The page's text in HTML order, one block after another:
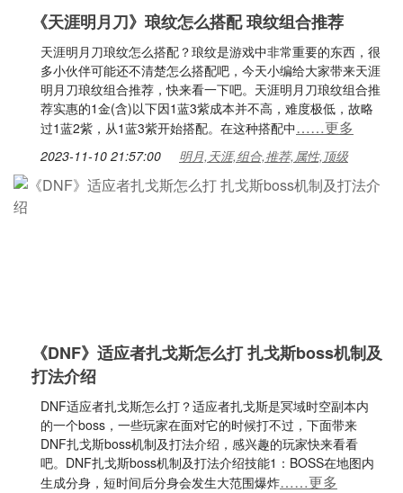
《天涯明月刀》琅纹怎么搭配 琅纹组合推荐
天涯明月刀琅纹怎么搭配？琅纹是游戏中非常重要的东西，很
多小伙伴可能还不清楚怎么搭配吧，今天小编给大家带来天涯
明月刀琅纹组合推荐，快来看一下吧。天涯明月刀琅纹组合推
荐实惠的1金(含)以下因1蓝3紫成本并不高，难度极低，故略
过1蓝2紫，从1蓝3紫开始搭配。在这种搭配中……更多
2023-11-10 21:57:00 明月,天涯,组合,推荐,属性,顶级
《DNF》适应者扎戈斯怎么打 扎戈斯boss机制及
打法介绍
DNF适应者扎戈斯怎么打？适应者扎戈斯是冥域时空副本内
的一个boss，一些玩家在面对它的时候打不过，下面带来
DNF扎戈斯boss机制及打法介绍，感兴趣的玩家快来看看
吧。DNF扎戈斯boss机制及打法介绍技能1：BOSS在地图内
生成分身，短时间后分身会发生大范围爆炸……更多